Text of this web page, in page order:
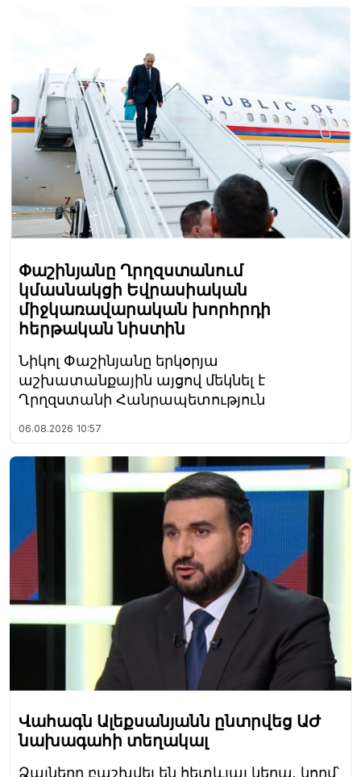
Փաշինյանը Ղրղզստանում
կմասնակցի Եվրասիական
միջկառավարական խորհրդի
հերթական նիստին
Նիկոլ Փաշինյանը երկօրյա
աշխատանքային այցով մեկնել է
Ղրղզստանի Հանրապետություն
06.08.2026 10:57
Վահագն Ալեքսանյանն ընտրվեց ԱԺ
նախագահի տեղակալ
Ձայները բաշխվել են հետևյալ կերպ. կողմ՝